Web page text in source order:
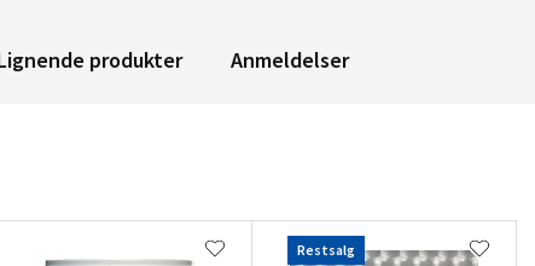
produkter Anmeldelser
Restsalg